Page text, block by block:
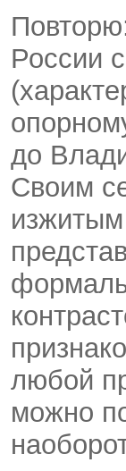
России
до
Своим
любой
можно